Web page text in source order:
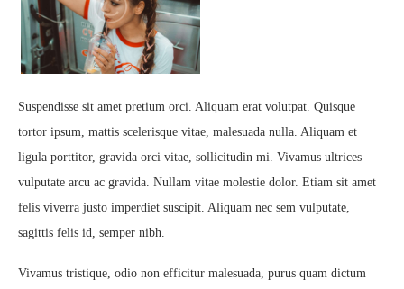
Suspendisse sit amet pretium orci. Aliquam erat volutpat. Quisque
tortor ipsum, mattis scelerisque vitae, malesuada nulla. Aliquam et
ligula porttitor, gravida orci vitae, sollicitudin mi. Vivamus ultrices
vulputate arcu ac gravida. Nullam vitae molestie dolor. Etiam sit amet
felis viverra justo imperdiet suscipit. Aliquam nec sem vulputate,
sagittis felis id, semper nibh.
Vivamus tristique, odio non efficitur malesuada, purus quam dictum